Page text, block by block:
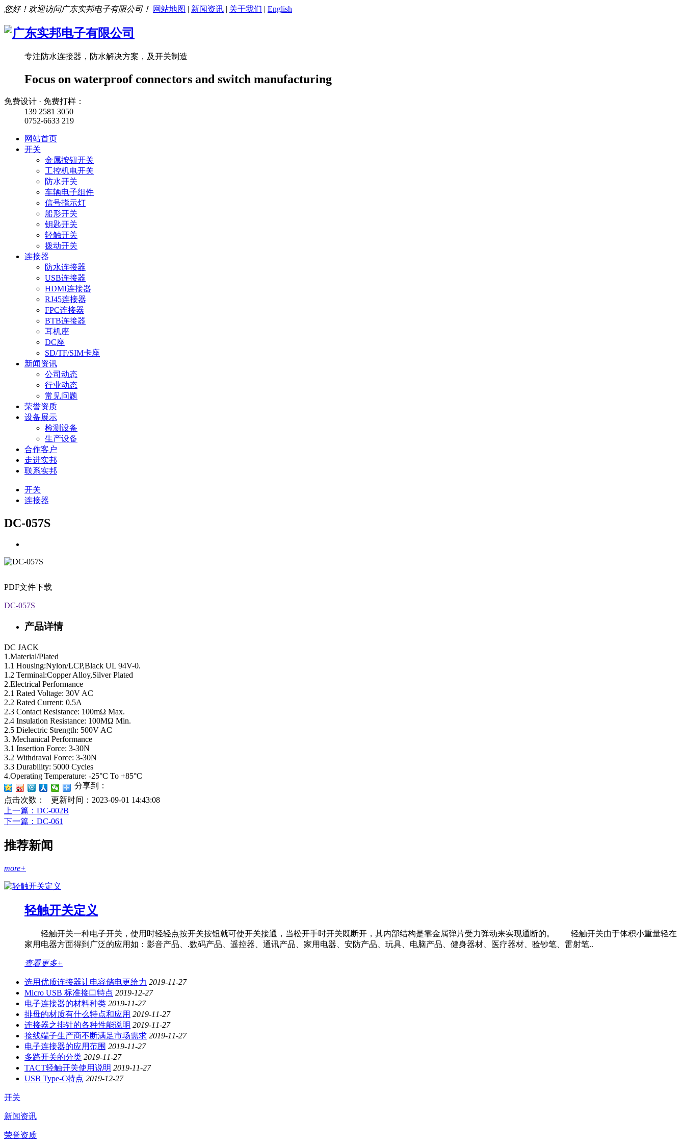
您好！欢迎访问广东实邦电子有限公司！ 网站地图 | 新闻资讯 | 关于我们 | English
专注防水连接器，防水解决方案，及开关制造
Focus on waterproof connectors and switch manufacturing
免费设计 · 免费打样：
139 2581 3050
0752-6633 219
网站首页
开关
金属按钮开关
工控机电开关
防水开关
车辆电子组件
信号指示灯
船形开关
钥匙开关
轻触开关
拨动开关
连接器
防水连接器
USB连接器
HDMI连接器
RJ45连接器
FPC连接器
BTB连接器
耳机座
DC座
SD/TF/SIM卡座
新闻资讯
公司动态
行业动态
常见问题
荣誉资质
设备展示
检测设备
生产设备
合作客户
走进实邦
联系实邦
开关
连接器
DC-057S
PDF文件下载
DC-057S
产品详情
DC JACK
1.Material/Plated
1.1 Housing:Nylon/LCP,Black UL 94V-0.
1.2 Terminal:Copper Alloy,Silver Plated
2.Electrical Performance
2.1 Rated Voltage: 30V AC
2.2 Rated Current: 0.5A
2.3 Contact Resistance: 100mΩ Max.
2.4 Insulation Resistance: 100MΩ Min.
2.5 Dielectric Strength: 500V AC
3. Mechanical Performance
3.1 Insertion Force: 3-30N
3.2 Withdraval Force: 3-30N
3.3 Durability: 5000 Cycles
4.Operating Temperature: -25°C To +85°C
分享到：
点击次数：
更新时间：2023-09-01 14:43:08
上一篇 ：DC-002B
下一篇 ：DC-061
推荐新闻
more+
轻触开关定义
轻触开关一种电子开关，使用时轻轻点按开关按钮就可使开关接通，当松开手时开关既断开，其内部结构是靠金属弹片受力弹动来实现通断的。 轻触开关由于体积小重量轻在
家用电器方面得到广泛的应用如：影音产品、.数码产品、遥控器、通讯产品、家用电器、安防产品、玩具、电脑产品、健身器材、医疗器材、验钞笔、雷射笔..
查看更多+
选用优质连接器让电容储电更给力 2019-11-27
Micro USB 标准接口特点 2019-12-27
电子连接器的材料种类 2019-11-27
排母的材质有什么特点和应用 2019-11-27
连接器之排针的各种性能说明 2019-11-27
接线端子生产商不断满足市场需求 2019-11-27
电子连接器的应用范围 2019-11-27
多路开关的分类 2019-11-27
TACT轻触开关使用说明 2019-11-27
USB Type-C特点 2019-12-27
开关
新闻资讯
荣誉资质